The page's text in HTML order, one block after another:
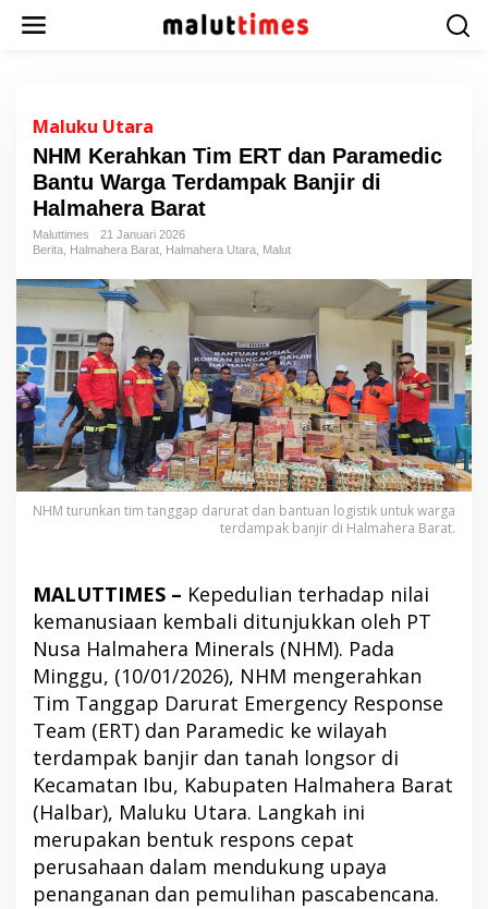
Maluku Utara
NHM Kerahkan Tim ERT dan Paramedic
Bantu Warga Terdampak Banjir di
Halmahera Barat
Maluttimes
21 Januari 2026
Berita Halmahera Barat Halmahera Utara Malut
NHM turunkan tim tanggap darurat dan bantuan logistik untuk warga
terdampak banjir di Halmahera Barat.
MALUTTIMES – Kepedulian terhadap nilai
kemanusiaan kembali ditunjukkan oleh PT
Nusa Halmahera Minerals (NHM). Pada
Minggu, (10/01/2026), NHM mengerahkan
Tim Tanggap Darurat Emergency Response
Team (ERT) dan Paramedic ke wilayah
terdampak banjir dan tanah longsor di
Kecamatan Ibu, Kabupaten Halmahera Barat
(Halbar), Maluku Utara. Langkah ini
merupakan bentuk respons cepat
perusahaan dalam mendukung upaya
penanganan dan pemulihan pascabencana.